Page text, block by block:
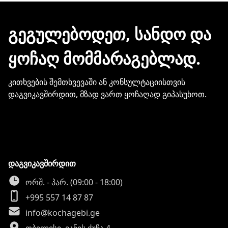
მონაცემების და სხვა პირადი
ინფორმაციის გაზიარება.
ᲒᲔᲒᲣᲚᲔᲑᲝᲓᲔᲗ, ᲡᲐᲜᲓᲝ ᲓᲐ
ᲧᲝᲩᲐᲦ ᲛᲝᲛᲛᲐᲠᲐᲒᲔᲑᲚᲐᲓ.
კითხვების შემთხვევაში ან კონსულტაციისთვის
დაგვიკავშირდით, მზად ვართ ყოჩაღად გიპასუხოთ.
დაგვიკავშირდით
ორშ. - პარ. (09:00 - 18:00)
+995 557 14 87 87
info@kochagebi.ge